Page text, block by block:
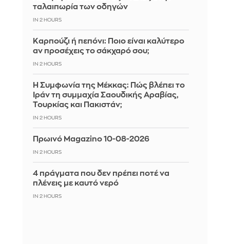
ταλαιπωρία των οδηγών
IN 2 HOURS
Καρπούζι ή πεπόνι: Ποιο είναι καλύτερο
αν προσέχεις το σάκχαρό σου;
IN 2 HOURS
Η Συμφωνία της Μέκκας: Πώς βλέπει το
Ιράν τη συμμαχία Σαουδικής Αραβίας,
Τουρκίας και Πακιστάν;
IN 2 HOURS
Πρωινό Magazino 10-08-2026
IN 2 HOURS
4 πράγματα που δεν πρέπει ποτέ να
πλένεις με καυτό νερό
IN 2 HOURS